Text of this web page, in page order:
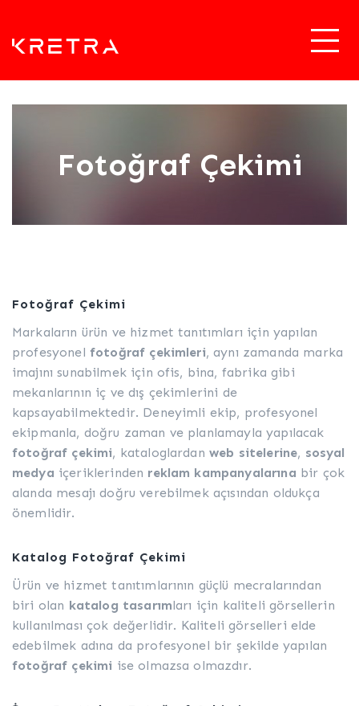
Fotoğraf Çekimi
Fotoğraf Çekimi
Markaların ürün ve hizmet tanıtımları için yapılan
profesyonel fotoğraf çekimleri, aynı zamanda marka
imajını sunabilmek için ofis, bina, fabrika gibi
mekanlarının iç ve dış çekimlerini de
kapsayabilmektedir. Deneyimli ekip, profesyonel
ekipmanla, doğru zaman ve planlamayla yapılacak
fotoğraf çekimi, kataloglardan web sitelerine, sosyal
medya içeriklerinden reklam kampanyalarına bir çok
alanda mesajı doğru verebilmek açısından oldukça
önemlidir.
Katalog Fotoğraf Çekimi
Ürün ve hizmet tanıtımlarının güçlü mecralarından
biri olan katalog tasarımları için kaliteli görsellerin
kullanılması çok değerlidir. Kaliteli görselleri elde
edebilmek adına da profesyonel bir şekilde yapılan
fotoğraf çekimi ise olmazsa olmazdır.